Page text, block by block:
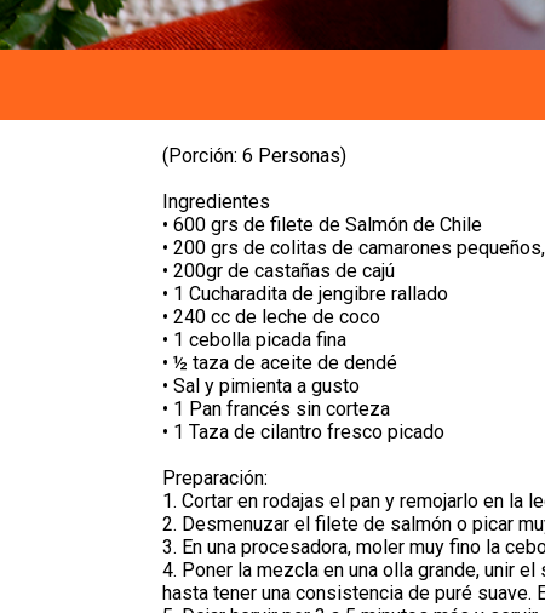
(Porción: 6 Personas)
Ingredientes
• 600 grs de filete de Salmón de Chile
• 200 grs de colitas de camarones
• 200gr de castañas de cajú
• 1 Cucharadita de jengibre rallado
• 240 cc de leche de coco
• 1 cebolla picada fina
• ½ taza de aceite de dendé
• Sal y pimienta a gusto
• 1 Pan francés sin corteza
• 1 Taza de cilantro fresco picado
Preparación:
1. Cortar en rodajas el pan y remojarlo en la
2. Desmenuzar el filete de salmón o picar
3. En una procesadora, moler muy fino la
4. Poner la mezcla en una olla grande, unir
hasta tener una consistencia de puré